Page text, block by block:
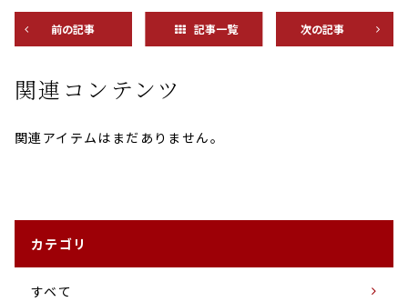
前の記事 記事一覧 次の記事
関連コンテンツ
関連アイテムはまだありません。
カテゴリ
すベて